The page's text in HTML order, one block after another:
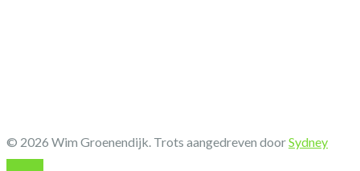
© 2026 Wim Groenendijk. Trots aangedreven doorSydney